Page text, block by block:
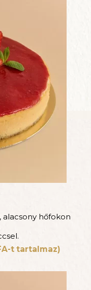
alacsony hőfokon
t tartalmaz)